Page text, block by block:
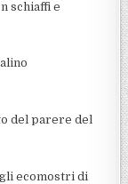
schiaffi e
del parere del
ecomostri di